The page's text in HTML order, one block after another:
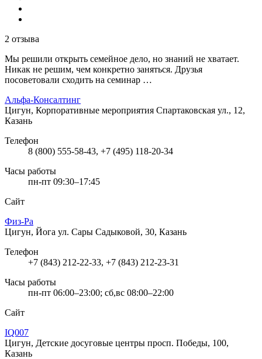
2 отзыва
Мы решили открыть семейное дело, но знаний не хватает.
Никак не решим, чем конкретно заняться. Друзья
посоветовали сходить на семинар …
Альфа-Консалтинг
Цигун, Корпоративные мероприятия Спартаковская ул., 12,
Казань
Телефон
8 (800) 555-58-43, +7 (495) 118-20-34
Часы работы
пн-пт 09:30–17:45
Сайт
Физ-Ра
Цигун, Йога ул. Сары Садыковой, 30, Казань
Телефон
+7 (843) 212-22-33, +7 (843) 212-23-31
Часы работы
пн-пт 06:00–23:00; сб,вс 08:00–22:00
Сайт
IQ007
Цигун, Детские досуговые центры просп. Победы, 100,
Казань